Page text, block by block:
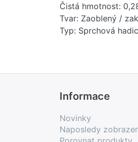
Čistá hmotnost:
Tvar: Zaoblený /
Typ: Sprchová
Informace
Novinky
Naposledy